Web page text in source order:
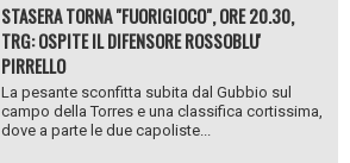
STASERA TORNA "FUORIGIOCO", ORE 20.30,
TRG: OSPITE IL DIFENSORE ROSSOBLU'
PIRRELLO
La pesante sconfitta subita dal Gubbio sul
campo della Torres e una classifica cortissima,
dove a parte le due capoliste...